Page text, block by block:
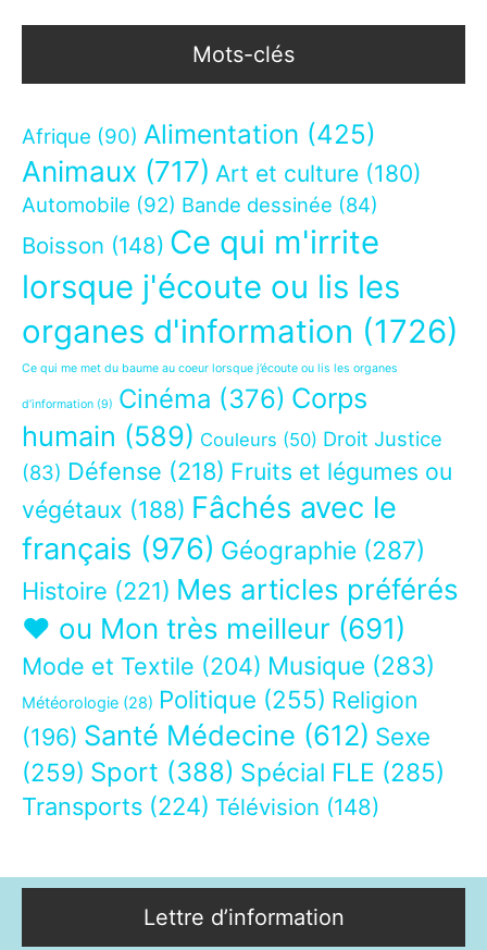
Mots-clés
Afrique (90) Alimentation (425)
Animaux (717) Art et culture (180)
Automobile (92) Bande dessinée (84)
Boisson (148) Ce qui m'irrite
lorsque j'écoute ou lis les
organes d'information (1726)
Ce qui me met du baume au coeur lorsque j’écoute ou lis les organes
d’information (9) Cinéma (376) Corps
humain (589) Couleurs (50) Droit Justice
(83) Défense (218) Fruits et légumes ou
végétaux (188) Fâchés avec le
français (976) Géographie (287)
Histoire (221) Mes articles préférés
❤ ou Mon très meilleur (691)
Mode et Textile (204) Musique (283)
Météorologie (28) Politique (255) Religion
(196) Santé Médecine (612) Sexe
(259) Sport (388) Spécial FLE (285)
Transports (224) Télévision (148)
Lettre d’information